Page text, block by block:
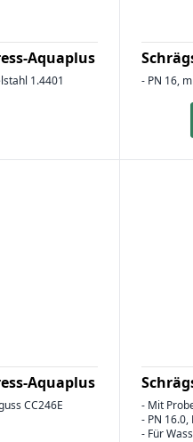
Aquaplus
1.4401 - PN 16,
Aquaplus
CC246E
- Mit
- PN 16.0,
- Für